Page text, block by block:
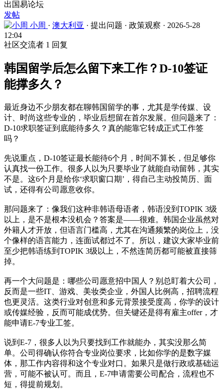
出国易论坛
发帖
小周 · 澳大利亚 · 提出问题 · 政策观察 · 2026-5-28
12:04
社区交流者 1 回复
韩国留学后怎么留下来工作？D-10签证
能撑多久？
最近身边不少朋友都在聊韩国留学的事，尤其是学传媒、设
计、时尚这些专业的，毕业后想留在首尔发展。但问题来了：
D-10求职签证到底能待多久？真的能靠它转成正式工作签
吗？
先说重点，D-10签证最长能待6个月，时间不算长，但足够你
认真找一份工作。很多人以为只要毕业了就能自动留韩，其实
不是。这6个月是给你‘求职窗口期’，得自己主动投简历、面
试，还得有公司愿意收你。
那问题来了：像我们这种非韩语母语者，韩语没到TOPIK 3级
以上，是不是根本没机会？答案是——很难。韩国企业虽然对
外籍人才开放，但语言门槛高，尤其在沟通频繁的岗位上，没
个像样的语言能力，连面试都过不了。所以，建议大家毕业前
至少把韩语练到TOPIK 3级以上，不然连简历都可能被直接筛
掉。
再一个大问题是：哪些公司愿意招中国人？别总盯着大公司，
反而是一些IT、游戏、美妆类企业，外国人比例高，招聘流程
也更灵活。这类行业对创意和多元背景接受度高，你学的设计
或传媒经验，反而可能成优势。但关键还是得有雇主offer，才
能申请E-7专业工签。
说到E-7，很多人以为只要找到工作就能办，其实没那么简
单。公司得确认你符合专业岗位要求，比如你学的是数字媒
体，那工作内容得和这个专业对口。如果只是做行政或基础运
营，可能不被认可。而且，E-7申请需要公司配合，流程也不
短，得提前规划。